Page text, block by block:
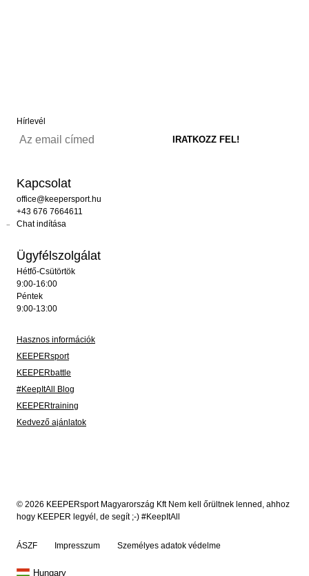
Hírlevél
Kapcsolat
office@keepersport.hu
+43 676 7664611
Chat indítása
Ügyfélszolgálat
Hétfő-Csütörtök
9:00-16:00
Péntek
9:00-13:00
Hasznos információk
KEEPERsport
KEEPERbattle
#KeepItAll Blog
KEEPERtraining
Kedvező ajánlatok
© 2026 KEEPERsport Magyarország Kft Nem kell őrültnek lenned, ahhoz
hogy KEEPER legyél, de segít ;-) #KeepItAll
ÁSZF Impresszum Személyes adatok védelme
Hungary